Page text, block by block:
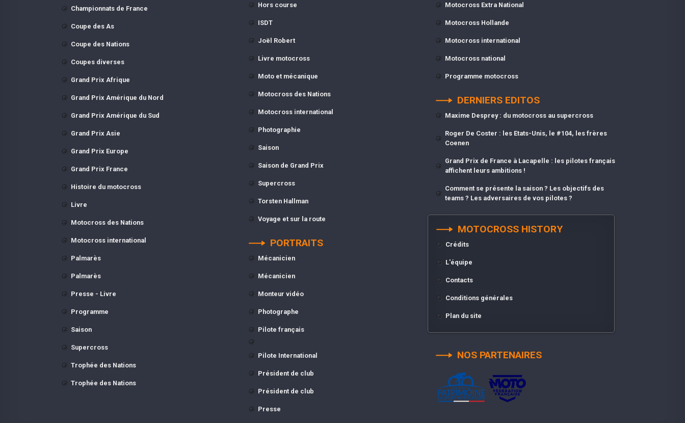
Championnats de France
Coupe des As
Coupe des Nations
Coupes diverses
Grand Prix Afrique
Grand Prix Amérique du Nord
Grand Prix Amérique du Sud
Grand Prix Asie
Grand Prix Europe
Grand Prix France
Histoire du motocross
Livre
Motocross des Nations
Motocross international
Palmarès
Palmarès
Presse - Livre
Programme
Saison
Supercross
Trophée des Nations
Trophée des Nations
Hors course
ISDT
Joël Robert
Livre motocross
Moto et mécanique
Motocross des Nations
Motocross international
Photographie
Saison
Saison de Grand Prix
Supercross
Torsten Hallman
Voyage et sur la route
PORTRAITS
Mécanicien
Mécanicien
Monteur vidéo
Photographe
Pilote français
Pilote International
Président de club
Président de club
Presse
Motocross Extra National
Motocross Hollande
Motocross international
Motocross national
Programme motocross
DERNIERS EDITOS
Maxime Desprey : du motocross au supercross
Roger De Coster : les Etats-Unis, le #104, les frères
Coenen
Grand Prix de France à Lacapelle : les pilotes français
affichent leurs ambitions !
Comment se présente la saison ? Les objectifs des
teams ? Les adversaires de vos pilotes ?
MOTOCROSS HISTORY
Crédits
L'équipe
Contacts
Conditions générales
Plan du site
NOS PARTENAIRES